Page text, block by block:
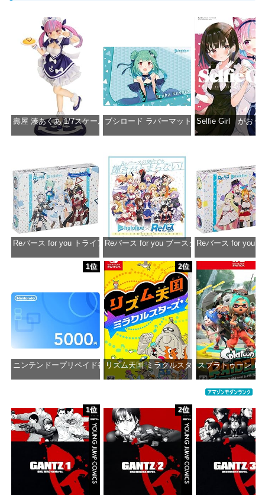
壽屋 湊あくあ 1/7スケール PVC製 塗装済み完成品フィギュア PP942
ブシロード ラバーマットコレクション
Selfie Girl がおう
Reバース for you トライアルデッキ ホロライブプロダクション ver.ホロ
価格：¥1,650
Reバース for you ブースターパック ホロライ
価格：¥2,980
Reバース for you
価格：
1位
ニンテンドープリペイド番号 5000円|オンラインコード版
2位
リズム天国 ミラクルスターズ -Switch
スプラトゥーン レ
1位 2位